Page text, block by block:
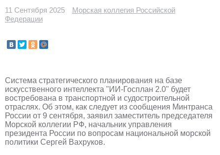
11 Сентября 2025
Морская коллегия Российской
Федерации
Система стратегического планирования на базе
искусственного интеллекта "ИИ-Госплан 2.0" будет
востребована в транспортной и судостроительной
отраслях. Об этом, как следует из сообщения Минтранса
России от 9 сентября, заявил заместитель председателя
Морской коллегии РФ, начальник управления
президента России по вопросам национальной морской
политики Сергей Вахруков.